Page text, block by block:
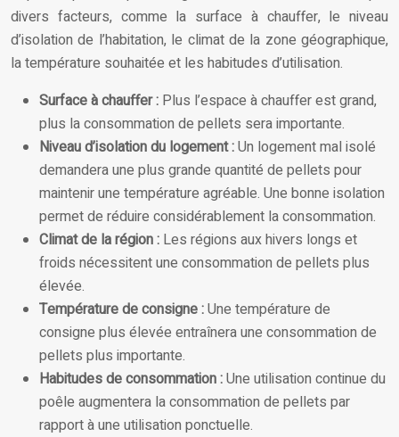
divers facteurs, comme la surface à chauffer, le niveau
d’isolation de l’habitation, le climat de la zone géographique,
la température souhaitée et les habitudes d’utilisation.
Surface à chauffer : Plus l’espace à chauffer est grand,
plus la consommation de pellets sera importante.
Niveau d’isolation du logement :Un logement mal isolé
demandera une plus grande quantité de pellets pour
maintenir une température agréable. Une bonne isolation
permet de réduire considérablement la consommation.
Climat de la région : Les régions aux hivers longs et
froids nécessitent une consommation de pellets plus
élevée.
Température de consigne :Une température de
consigne plus élevée entraînera une consommation de
pellets plus importante.
Habitudes de consommation :Une utilisation continue du
poêle augmentera la consommation de pellets par
rapport à une utilisation ponctuelle.